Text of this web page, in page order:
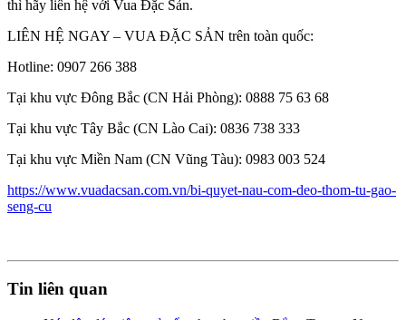
thì hãy liên hệ với Vua Đặc Sản.
LIÊN HỆ NGAY – VUA ĐẶC SẢN trên toàn quốc:
Hotline: 0907 266 388
Tại khu vực Đông Bắc (CN Hải Phòng): 0888 75 63 68
Tại khu vực Tây Bắc (CN Lào Cai): 0836 738 333
Tại khu vực Miền Nam (CN Vũng Tàu): 0983 003 524
https://www.vuadacsan.com.vn/bi-quyet-nau-com-deo-thom-tu-gao-
seng-cu
Tin liên quan